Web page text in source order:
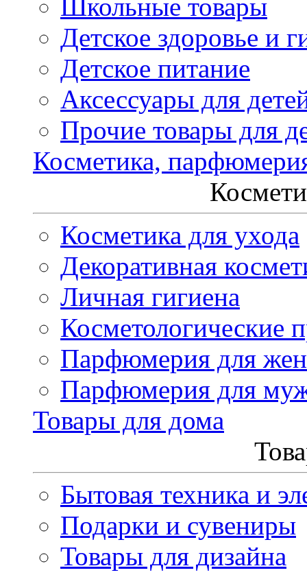
Школьные товары
Детское здоровье и
Детское питание
Аксессуары для
Прочие товары для
Косметика,
Косметика для ухода
Декоративная
Личная гигиена
Косметологические
Парфюмерия для
Парфюмерия для
Товары для дома
Бытовая техника и
Подарки и сувениры
Товары для дизайна